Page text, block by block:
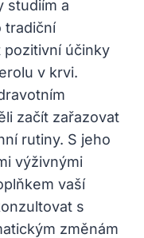
studiím a
tradiční
pozitivní účinky
v krvi.
začít zařazovat
rutiny. S jeho
výživnými
vaší
s
změnám